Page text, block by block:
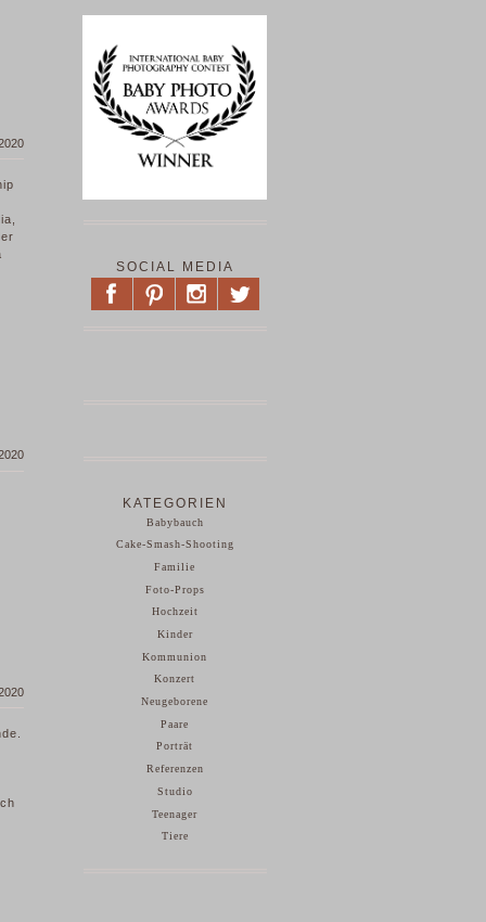
SOCIAL MEDIA
KATEGORIEN
Babybauch
Cake-Smash-Shooting
Familie
Foto-Props
Hochzeit
Kinder
Kommunion
Konzert
Neugeborene
Paare
Porträt
Referenzen
Studio
Teenager
Tiere